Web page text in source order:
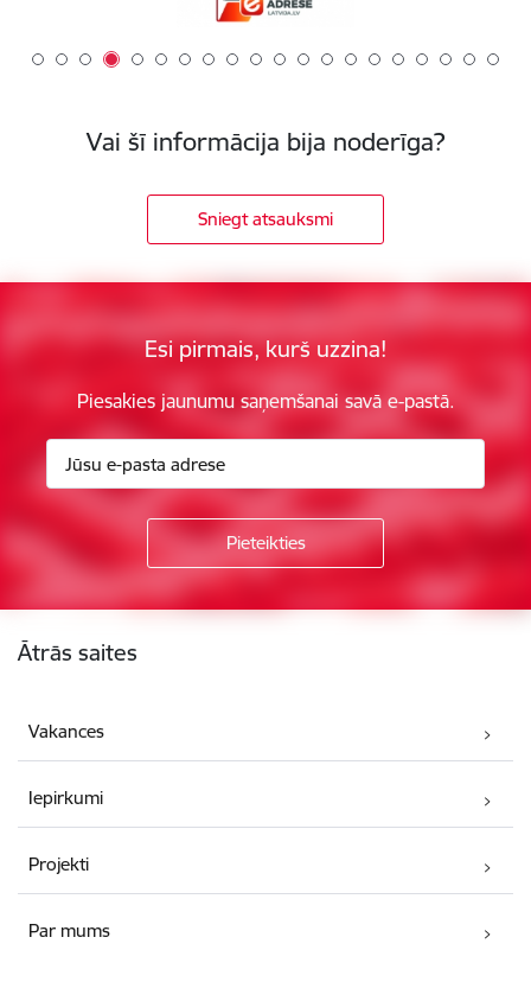
Vai šī informācija bija noderīga?
Sniegt atsauksmi
Esi pirmais, kurš uzzina!
Piesakies jaunumu saņemšanai savā e-pastā.
Ātrās saites
Vakances
Iepirkumi
Projekti
Par mums